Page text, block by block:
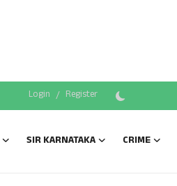
Login / Register
SIR KARNATAKA CRIME